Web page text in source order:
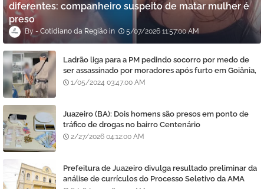
diferentes: companheiro suspeito de matar mulher é
preso
Cotidiano da Região 5/07/2026 11:57:00 AM
Ladrão liga para a PM pedindo socorro por medo de
ser assassinado por moradores após furto em Goiânia,
diz polícia
1/05/2024 03:47:00 AM
Juazeiro (BA): Dois homens são presos em ponto de
tráfico de drogas no bairro Centenário
2/27/2026 04:12:00 AM
Prefeitura de Juazeiro divulga resultado preliminar da
análise de currículos do Processo Seletivo da AMA